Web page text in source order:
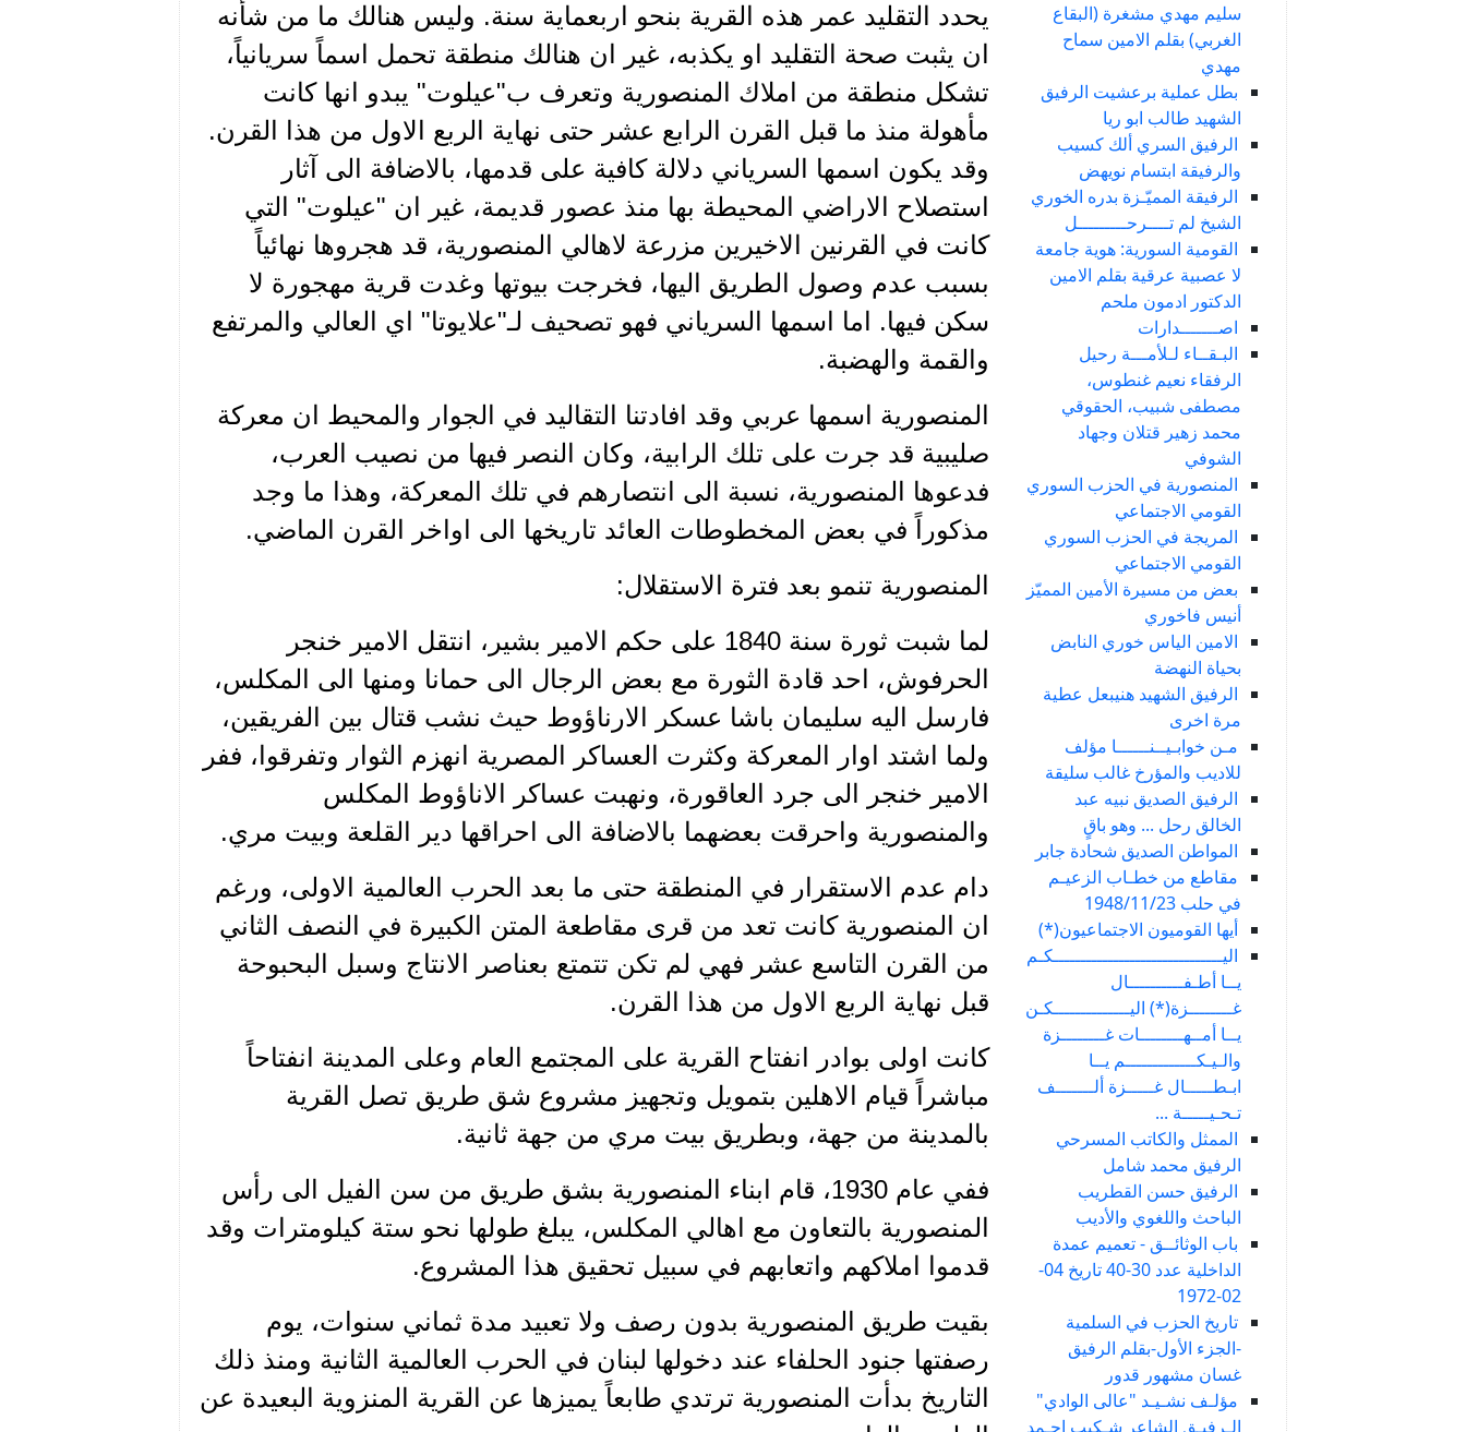
سليم مهدي مشغرة (البقاع
الغربي) بقلم الامين سماح
مهدي
بطل عملية برعشيت الرفيق
الشهيد طالب ابو ريا
الرفيق السري ألك كسيب
والرفيقة ابتسام نويهض
الرفيقة المميّـزة بدره الخوري
الشيخ لم تــــرحـــــــــل
القومية السورية: هوية جامعة
لا عصبية عرقية بقلم الامين
الدكتور ادمون ملحم
اصـــــــدارات
البـقــاء لـلأمـــة رحيل
الرفقاء نعيم غنطوس،
مصطفى شبيب، الحقوقي
محمد زهير قتلان وجهاد
الشوفي
المنصورية في الحزب السوري
القومي الاجتماعي
المريجة في الحزب السوري
القومي الاجتماعي
بعض من مسيرة الأمين المميّز
أنيس فاخوري
الامين الياس خوري النابض
بحياة النهضة
الرفيق الشهيد هنيبعل عطية
مرة اخرى
مـن خوابـيــنــــــا مؤلف
للاديب والمؤرخ غالب سليقة
الرفيق الصديق نبيه عبد
الخالق رحل ... وهو باقٍ
المواطن الصديق شحادة جابر
مقاطع من خطـاب الزعيـم
في حلب 1948/11/23
أيها القوميون الاجتماعيون(*)
اليـــــــــــــــــــــــــــــــكـم
يــا أطـفــــــــــال
غــــــــزة(*) اليــــــــــــــكـن
يــا أمــهــــــــات غــــــــزة
والـيـكـــــــــــــم يــا
ابـطـــــال غـــــزة ألـــــــف
تـحـيـــــة ...
الممثل والكاتب المسرحي
الرفيق محمد شامل
الرفيق حسن القطريب
الباحث واللغوي والأديب
باب الوثائــق - تعميم عمدة
الداخلية عدد 30-40 تاريخ 04-
02-1972
تاريخ الحزب في السلمية
-الجزء الأول-بقلم الرفيق
غسان مشهور قدور
مؤلـف نشـيـد "عالى الوادي"
الـرفيـق الشاعر شـكيب احـمد
يحدد التقليد عمر هذه القرية بنحو اربعماية سنة. وليس هنالك ما من شأنه
ان يثبت صحة التقليد او يكذبه، غير ان هنالك منطقة تحمل اسماً سريانياً،
تشكل منطقة من املاك المنصورية وتعرف ب"عيلوت" يبدو انها كانت
مأهولة منذ ما قبل القرن الرابع عشر حتى نهاية الربع الاول من هذا القرن.
وقد يكون اسمها السرياني دلالة كافية على قدمها، بالاضافة الى آثار
استصلاح الاراضي المحيطة بها منذ عصور قديمة، غير ان "عيلوت" التي
كانت في القرنين الاخيرين مزرعة لاهالي المنصورية، قد هجروها نهائياً
بسبب عدم وصول الطريق اليها، فخرجت بيوتها وغدت قرية مهجورة لا
سكن فيها. اما اسمها السرياني فهو تصحيف لـ"علايوتا" اي العالي والمرتفع
والقمة والهضبة.
المنصورية اسمها عربي وقد افادتنا التقاليد في الجوار والمحيط ان معركة
صليبية قد جرت على تلك الرابية، وكان النصر فيها من نصيب العرب،
فدعوها المنصورية، نسبة الى انتصارهم في تلك المعركة، وهذا ما وجد
مذكوراً في بعض المخطوطات العائد تاريخها الى اواخر القرن الماضي.
المنصورية تنمو بعد فترة الاستقلال:
لما شبت ثورة سنة 1840 على حكم الامير بشير، انتقل الامير خنجر
الحرفوش، احد قادة الثورة مع بعض الرجال الى حمانا ومنها الى المكلس،
فارسل اليه سليمان باشا عسكر الارناؤوط حيث نشب قتال بين الفريقين،
ولما اشتد اوار المعركة وكثرت العساكر المصرية انهزم الثوار وتفرقوا، ففر
الامير خنجر الى جرد العاقورة، ونهبت عساكر الاناؤوط المكلس
والمنصورية واحرقت بعضهما بالاضافة الى احراقها دير القلعة وبيت مري.
دام عدم الاستقرار في المنطقة حتى ما بعد الحرب العالمية الاولى، ورغم
ان المنصورية كانت تعد من قرى مقاطعة المتن الكبيرة في النصف الثاني
من القرن التاسع عشر فهي لم تكن تتمتع بعناصر الانتاج وسبل البحبوحة
قبل نهاية الربع الاول من هذا القرن.
كانت اولى بوادر انفتاح القرية على المجتمع العام وعلى المدينة انفتاحاً
مباشراً قيام الاهلين بتمويل وتجهيز مشروع شق طريق تصل القرية
بالمدينة من جهة، وبطريق بيت مري من جهة ثانية.
ففي عام 1930، قام ابناء المنصورية بشق طريق من سن الفيل الى رأس
المنصورية بالتعاون مع اهالي المكلس، يبلغ طولها نحو ستة كيلومترات وقد
قدموا املاكهم واتعابهم في سبيل تحقيق هذا المشروع.
بقيت طريق المنصورية بدون رصف ولا تعبيد مدة ثماني سنوات، يوم
رصفتها جنود الحلفاء عند دخولها لبنان في الحرب العالمية الثانية ومنذ ذلك
التاريخ بدأت المنصورية ترتدي طابعاً يميزها عن القرية المنزوية البعيدة عن